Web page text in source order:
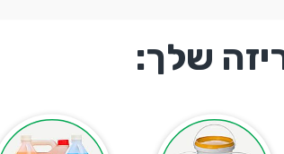
שלך: